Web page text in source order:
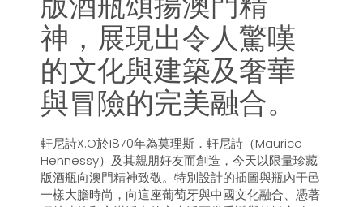
神，展現出令人驚嘆
的文化與建築及奢華
與冒險的完美融合。
軒尼詩X.O於1870年為莫理斯．軒尼詩（Maurice
Hennessy）及其親朋好友而創造，今天以限量珍藏
版酒瓶向澳門精神致敬。特別設計的插圖與瓶內干邑
一樣大膽時尚，向這座葡萄牙與中國文化融合、憑著